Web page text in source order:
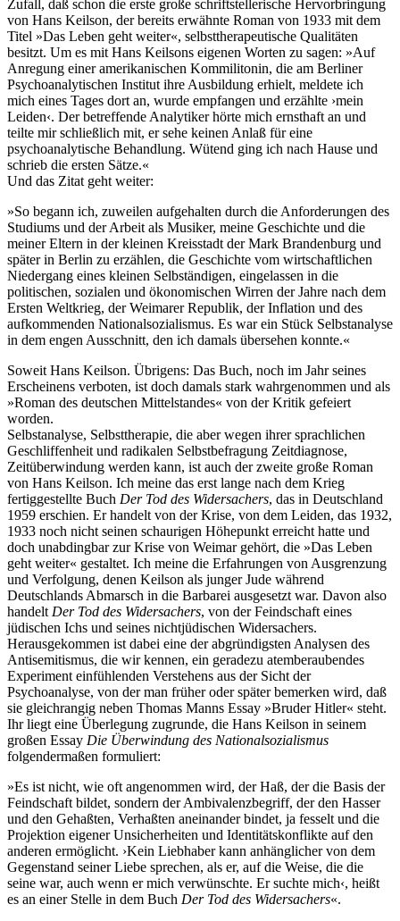
Zufall, daß schon die erste große schriftstellerische Hervorbringung
von Hans Keilson, der bereits erwähnte Roman von 1933 mit dem
Titel »Das Leben geht weiter«, selbsttherapeutische Qualitäten
besitzt. Um es mit Hans Keilsons eigenen Worten zu sagen: »Auf
Anregung einer amerikanischen Kommilitonin, die am Berliner
Psychoanalytischen Institut ihre Ausbildung erhielt, meldete ich
mich eines Tages dort an, wurde empfangen und erzählte ›mein
Leiden‹. Der betreffende Analytiker hörte mich ernsthaft an und
teilte mir schließlich mit, er sehe keinen Anlaß für eine
psychoanalytische Behandlung. Wütend ging ich nach Hause und
schrieb die ersten Sätze.«
Und das Zitat geht weiter:
»So begann ich, zuweilen aufgehalten durch die Anforderungen des
Studiums und der Arbeit als Musiker, meine Geschichte und die
meiner Eltern in der kleinen Kreisstadt der Mark Brandenburg und
später in Berlin zu erzählen, die Geschichte vom wirtschaftlichen
Niedergang eines kleinen Selbständigen, eingelassen in die
politischen, sozialen und ökonomischen Wirren der Jahre nach dem
Ersten Weltkrieg, der Weimarer Republik, der Inflation und des
aufkommenden Nationalsozialismus. Es war ein Stück Selbstanalyse
in dem engen Ausschnitt, den ich damals übersehen konnte.«
Soweit Hans Keilson. Übrigens: Das Buch, noch im Jahr seines
Erscheinens verboten, ist doch damals stark wahrgenommen und als
»Roman des deutschen Mittelstandes« von der Kritik gefeiert
worden.
Selbstanalyse, Selbsttherapie, die aber wegen ihrer sprachlichen
Geschliffenheit und radikalen Selbstbefragung Zeitdiagnose,
Zeitüberwindung werden kann, ist auch der zweite große Roman
von Hans Keilson. Ich meine das erst lange nach dem Krieg
fertiggestellte Buch Der Tod des Widersachers, das in Deutschland
1959 erschien. Er handelt von der Krise, von dem Leiden, das 1932,
1933 noch nicht seinen schaurigen Höhepunkt erreicht hatte und
doch unabdingbar zur Krise von Weimar gehört, die »Das Leben
geht weiter« gestaltet. Ich meine die Erfahrungen von Ausgrenzung
und Verfolgung, denen Keilson als junger Jude während
Deutschlands Abmarsch in die Barbarei ausgesetzt war. Davon also
handelt Der Tod des Widersachers, von der Feindschaft eines
jüdischen Ichs und seines nichtjüdischen Widersachers.
Herausgekommen ist dabei eine der abgründigsten Analysen des
Antisemitismus, die wir kennen, ein geradezu atemberaubendes
Experiment einfühlenden Verstehens aus der Sicht der
Psychoanalyse, von der man früher oder später bemerken wird, daß
sie gleichrangig neben Thomas Manns Essay »Bruder Hitler« steht.
Ihr liegt eine Überlegung zugrunde, die Hans Keilson in seinem
großen Essay Die Überwindung des Nationalsozialismus
folgendermaßen formuliert:
»Es ist nicht, wie oft angenommen wird, der Haß, der die Basis der
Feindschaft bildet, sondern der Ambivalenzbegriff, der den Hasser
und den Gehaßten, Verhaßten aneinander bindet, ja fesselt und die
Projektion eigener Unsicherheiten und Identitätskonflikte auf den
anderen ermöglicht. ›Kein Liebhaber kann anhänglicher von dem
Gegenstand seiner Liebe sprechen, als er, auf die Weise, die die
seine war, auch wenn er mich verwünschte. Er suchte mich‹, heißt
es an einer Stelle in dem Buch Der Tod des Widersachers«.